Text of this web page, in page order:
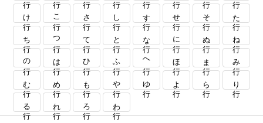
け行 こ行 さ行 し行 す行 せ行 そ行 た行
ち行 つ行 て行 と行 な行 に行 ぬ行 ね行
の行 は行 ひ行 ふ行 へ行 ほ行 ま行 み行
む行 め行 も行 や行 ゆ行 よ行 ら行 り行
る行 れ行 ろ行 わ行